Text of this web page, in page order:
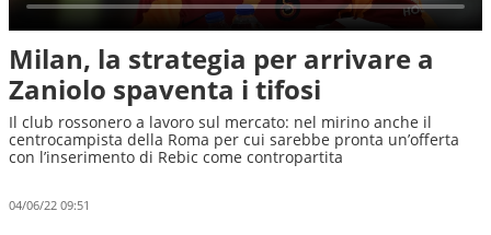
Milan, la strategia per arrivare a
Zaniolo spaventa i tifosi
Il club rossonero a lavoro sul mercato: nel mirino anche il
centrocampista della Roma per cui sarebbe pronta un’offerta
con l’inserimento di Rebic come contropartita
04/06/22 09:51